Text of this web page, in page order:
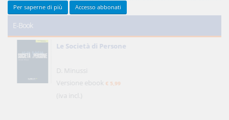
E-Book
Le Società di Persone
D. Minussi
Versione ebook € 5,99
(iva incl.)
Per saperne di più Accesso abbonati